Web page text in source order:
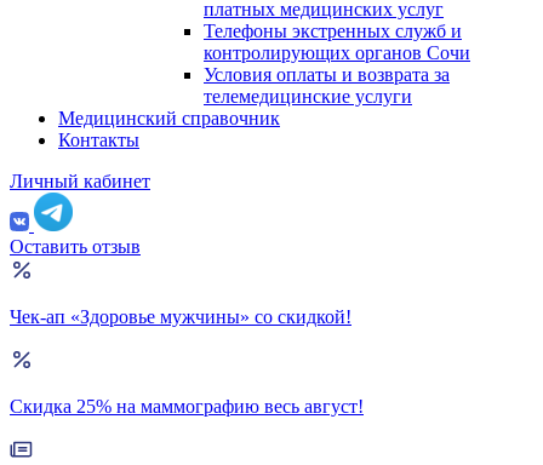
платных медицинских услуг
Телефоны экстренных служб и
контролирующих органов Сочи
Условия оплаты и возврата за
телемедицинские услуги
Медицинский справочник
Контакты
Личный кабинет
Оставить отзыв
Чек-ап «Здоровье мужчины» со скидкой!
Скидка 25% на маммографию весь август!